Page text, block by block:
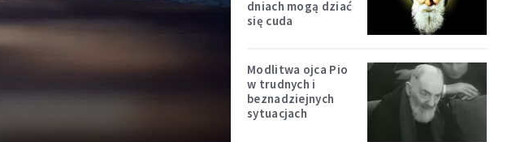
dniach mogą dziać
się cuda
Modlitwa ojca Pio
w trudnych i
beznadziejnych
sytuacjach